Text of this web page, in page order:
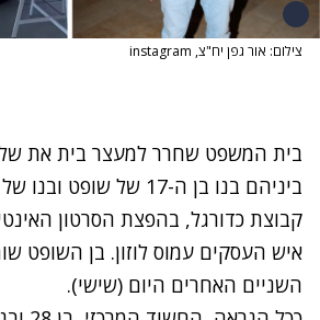
צילום: אור גפן יח"צ, instagram
בית המשפט שחרר למעצר בית את
ביניהם בנו בן ה-17 של שופט ובנו של
קבוצת כדורגל, בהפצת הסרטון
איש העסקים עמוס לוזון. בן השופט
השניים האחרים היום (שישי).